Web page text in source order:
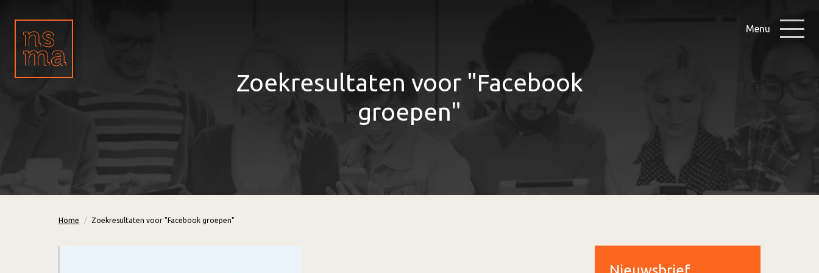
Menu
Zoekresultaten voor "Facebook
groepen"
Home Zoekresultaten voor "Facebook groepen"